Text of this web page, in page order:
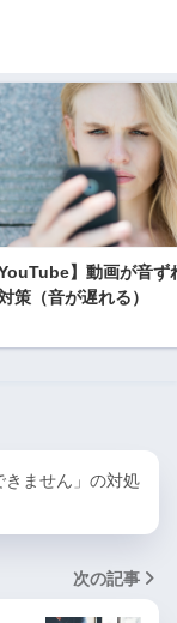
YouTube】動画が音ず
策（音が遅れる）
きません」の対処
次の記事